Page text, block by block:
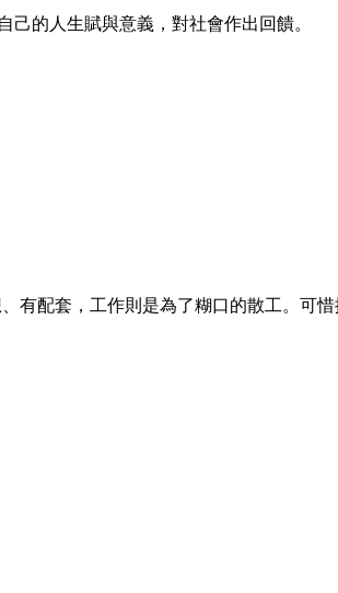
的人生賦與意義，對社會作出回饋。
有配套，工作則是為了糊口的散工。可